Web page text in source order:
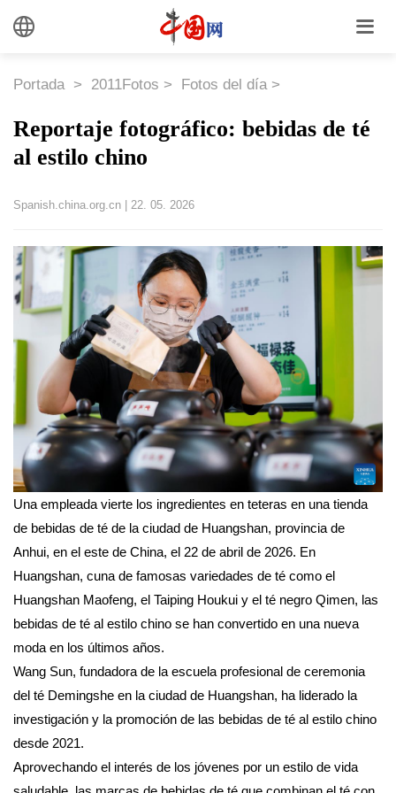
Portada > 2011Fotos > Fotos del día >
Reportaje fotográfico: bebidas de té
al estilo chino
Spanish.china.org.cn 22. 05. 2026
Una empleada vierte los ingredientes en teteras en una tienda
de bebidas de té de la ciudad de Huangshan, provincia de
Anhui, en el este de China, el 22 de abril de 2026. En
Huangshan, cuna de famosas variedades de té como el
Huangshan Maofeng, el Taiping Houkui y el té negro Qimen, las
bebidas de té al estilo chino se han convertido en una nueva
moda en los últimos años.
Wang Sun, fundadora de la escuela profesional de ceremonia
del té Demingshe en la ciudad de Huangshan, ha liderado la
investigación y la promoción de las bebidas de té al estilo chino
desde 2021.
Aprovechando el interés de los jóvenes por un estilo de vida